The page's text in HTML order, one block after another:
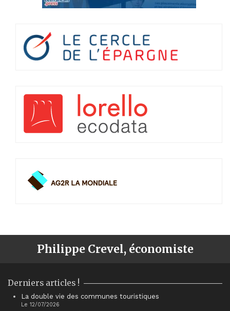
Philippe Crevel, économiste
Derniers articles !
La double vie des communes touristiques
Le 12/07/2026